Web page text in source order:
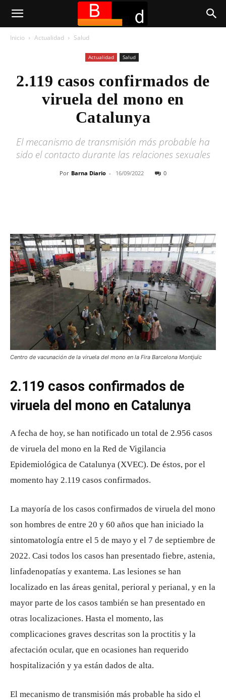
Inicio Actualidad Salud
Actualidad Salud
2.119 casos confirmados de
viruela del mono en
Catalunya
El mecanismo de transmisión más probable ha
sido el contacto durante las relaciones sexuales
Por Barna Diario - 16/09/2022 0
Centro de vacunación de la viruela del mono en la Fira Barcelona Montjuïc
2.119 casos confirmados de
viruela del mono en Catalunya
A fecha de hoy, se han notificado un total de 2.956 casos
de viruela del mono en la Red de Vigilancia
Epidemiológica de Catalunya (XVEC). De éstos, por el
momento hay 2.119 casos confirmados.
La mayoría de los casos confirmados de viruela del mono
son hombres de entre 20 y 60 años que han iniciado la
sintomatología entre el 5 de mayo y el 7 de septiembre de
2022. Casi todos los casos han presentado fiebre, astenia,
linfadenopatías y exantema. Las lesiones se han
localizado en las áreas genital, perioral y perianal, y en la
mayor parte de los casos también se han presentado en
otras localizaciones. Hasta el momento, las
complicaciones graves descritas son la proctitis y la
afectación ocular, que en ocasiones han requerido
hospitalización y ya están dados de alta.
El mecanismo de transmisión más probable ha sido el